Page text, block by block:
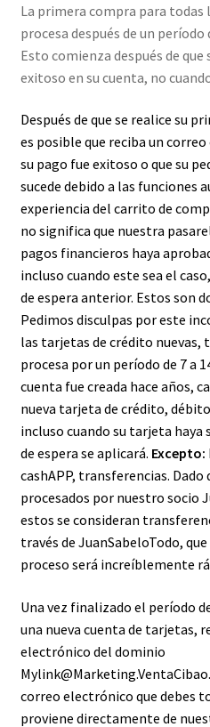
Política de reembolsos y
Preguntas Mas Frecuentes PMF
Productos
Sulgeli
Terminos Y Condiciones
La primera compra para todas
procesa después de un período
Esto comienza después de
exitoso en su cuenta, no
Después de que se realice su
es posible que reciba un
su pago fue exitoso o que su
sucede debido a las funciones
experiencia del carrito de
no significa que nuestra
pagos financieros haya
incluso cuando este sea el
de espera anterior. Estos son
Pedimos disculpas por este
las tarjetas de crédito nuevas,
procesa por un período de 7 a
cuenta fue creada hace años,
nueva tarjeta de crédito,
incluso cuando su tarjeta haya
de espera se aplicará. Excepto:
cashAPP, transferencias. Dado
procesados por nuestro socio
estos se consideran
través de JuanSabeloTodo,
proceso será increíblemente
Una vez finalizado el período
una nueva cuenta de tarjetas,
electrónico del dominio
correo electrónico que debes
proviene directamente de